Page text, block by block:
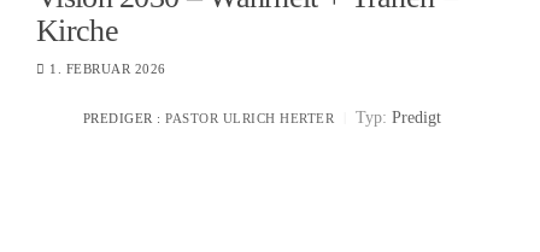
Kirche
1. FEBRUAR 2026
PREDIGER : PASTOR ULRICH HERTER Typ: Predigt